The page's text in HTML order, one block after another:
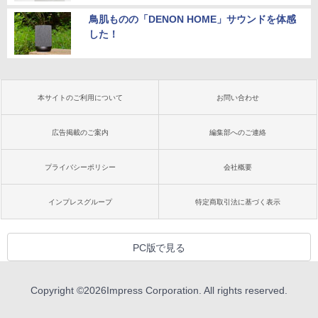
鳥肌ものの「DENON HOME」サウンドを体感
した！
本サイトのご利用について お問い合わせ
広告掲載のご案内 編集部へのご連絡
プライバシーポリシー 会社概要
インプレスグループ 特定商取引法に基づく表示
PC版で見る
Copyright ©2026Impress Corporation. All rights reserved.